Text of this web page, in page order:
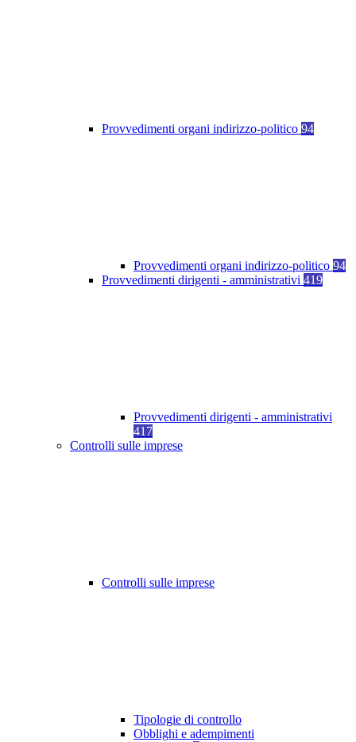
Provvedimenti organi indirizzo-politico 94
Provvedimenti organi indirizzo-politico 94
Provvedimenti dirigenti - amministrativi 419
Provvedimenti dirigenti - amministrativi
417
Controlli sulle imprese
Controlli sulle imprese
Tipologie di controllo
Obblighi e adempimenti